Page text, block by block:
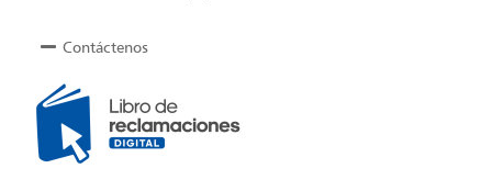
Contáctenos